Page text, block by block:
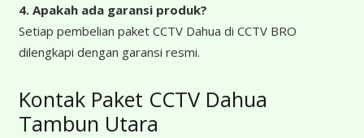
4. Apakah ada garansi produk?
Setiap pembelian paket CCTV Dahua di CCTV BRO
dilengkapi dengan garansi resmi.
Kontak Paket CCTV Dahua
Tambun Utara